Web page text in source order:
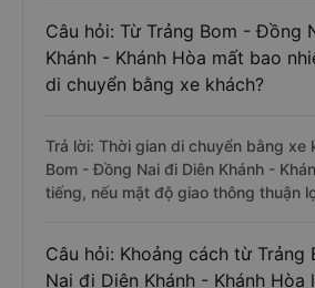
Câu hỏi: Từ Trảng Bom - Đồng
Khánh - Khánh Hòa mất bao
di chuyển bằng xe khách?
Trả lời: Thời gian di chuyển bằng xe
Bom - Đồng Nai đi Diên Khánh -
tiếng, nếu mật độ giao thông thuận
Câu hỏi: Khoảng cách từ Trảng
Nai đi Diên Khánh - Khánh Hòa